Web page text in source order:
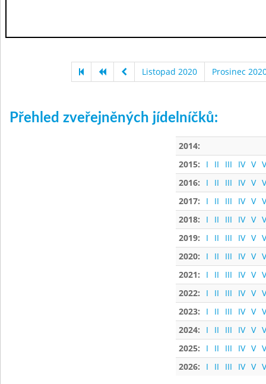
Listopad 2020 Prosinec
Přehled zveřejněných jídelníčků:
2014:
2015:
I II III IV V
2016:
I II III IV V
2017:
I II III IV V
2018:
I II III IV V
2019:
I II III IV V
2020:
I II III IV V
2021:
I II III IV V
2022:
I II III IV V
2023:
I II III IV V
2024:
I II III IV V
2025:
I II III IV V
2026:
I II III IV V